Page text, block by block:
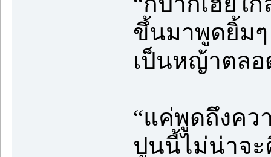
ขึ้นมาพูดยิ้มๆ
เป็นหญ้าตลอ
“แค่พูดถึงคว
ปูนนี้ไม่น่าจะ